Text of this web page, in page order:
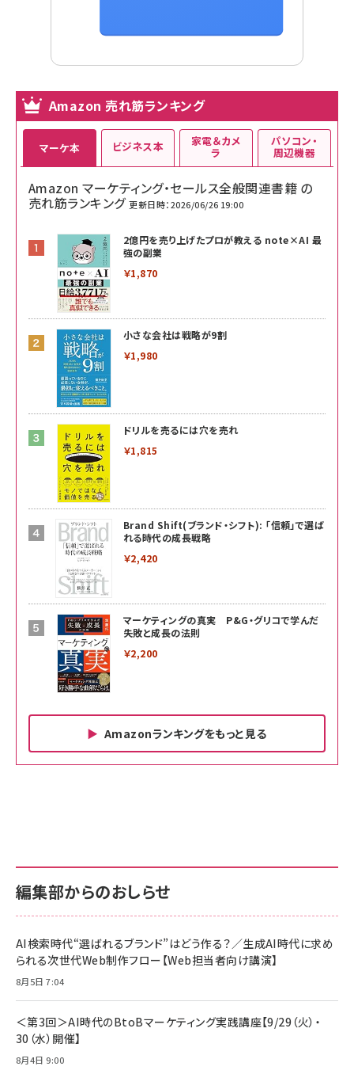
Amazon 売れ筋ランキング
マーケ本
Amazon マーケティング・セールス全般関連書籍 の
売れ筋ランキング 更新日時：2026/06/26 19:00
2億円を売り上げたプロが教える note×AI 最
強の副業
￥1,870
小さな会社は戦略が9割
￥1,980
ドリルを売るには穴を売れ
￥1,815
Brand Shift(ブランド・シフト): 「信頼」で選ば
れる時代の成長戦略
￥2,420
マーケティングの真実 P&G・グリコで学んだ
失敗と成長の法則
￥2,200
Amazonランキングをもっと見る
ビジネス本
￥880
anan(アンアン)2026/06/24号 No.2500増刊
スペシャルエディション[王道エンタメの矜持／
￥1,100
年後半、あなたの恋と運命／山田涼介]
￥880
家電＆カメ
ラ
サポート正規品 メーカー保証5年 KLMEA128G
NIMASO ガラスフィルム iPhone 17 用 保護フィ
すい ガイド枠付き いPhone17 (6.3インチ) 対応
2枚セット DSP25F1698
￥1,599
【New】Amazon Fire TV Stick HD | 手軽にスト
レイヤー
パソコン・
周辺機器
サポート正規品 メーカー保証5年 KLMEA128G
Amazon eギフトカード - Amazonロゴ - クラ
￥5,000
ケーブル Anker絡まないケーブル 240W 結束バン
17 / 16 / 15 / Galaxy iPad Pro MacBook
￥1,890
編集部からのおしらせ
AI検索時代“選ばれるブランド”はどう作る？／生成AI時代に求め
られる次世代Web制作フロー【Web担当者向け講演】
8月5日 7:04
＜第3回＞AI時代のBtoBマーケティング実践講座【9/29（火）・
30（水）開催】
8月4日 9:00